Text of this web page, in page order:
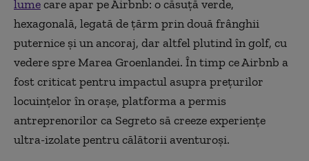
lumecare apar pe Airbnb: o căsuță verde,
hexagonală, legată de țărm prin două frânghii
puternice și un ancoraj, dar altfel plutind în golf, cu
vedere spre Marea Groenlandei. În timp ce Airbnb a
fost criticat pentru impactul asupra prețurilor
locuințelor în orașe, platforma a permis
antreprenorilor ca Segreto să creeze experiențe
ultra-izolate pentru călătorii aventuroși.